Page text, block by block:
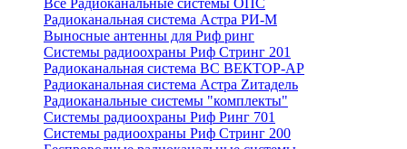
Все Радиоканальные системы ОПС
Радиоканальная система Астра РИ-М
Выносные антенны для Риф ринг
Системы радиоохраны Риф Стринг 201
Радиоканальная система ВС ВЕКТОР-АР
Радиоканальная система Астра Zитадель
Радиоканальные системы "комплекты"
Системы радиоохраны Риф Ринг 701
Системы радиоохраны Риф Стринг 200